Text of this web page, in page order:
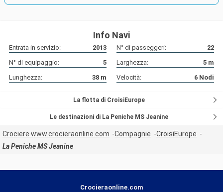
Info Navi
Entrata in servizio: 2013 N° di passeggeri:
22
N° di equipaggio:
5 Larghezza: 5 m
Lunghezza:
38 m Velocità: 6 Nodi
La flotta di CroisiEurope
Le destinazioni di La Peniche MS Jeanine
Crociere www.crocieraonline.com Compagnie
CroisiEurope
La Peniche MS Jeanine
Crocieraonline.com